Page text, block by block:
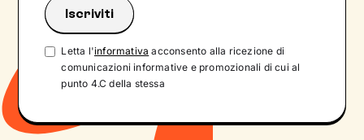
Letta l'informativa acconsento alla ricezione di
comunicazioni informative e promozionali di cui al
punto 4.C della stessa